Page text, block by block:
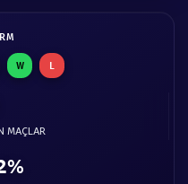
W L
MAÇLAR